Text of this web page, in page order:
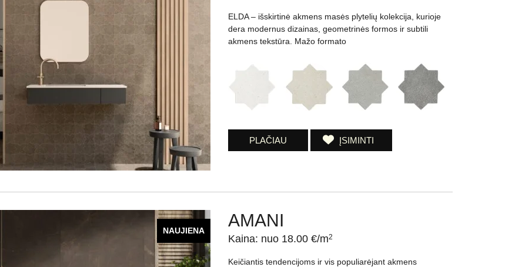
ELDA – išskirtinė akmens masės plytelių kolekcija, kurioje
dera modernus dizainas, geometrinės formos ir subtili
akmens tekstūra. Mažo formato
PLAČIAU ĮSIMINTI
NAUJIENA
AMANI
Kaina: nuo 18.00 €/m2
Keičiantis tendencijoms ir vis populiarėjant akmens